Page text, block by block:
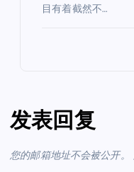
目有着截然不…
发表回复
您的邮箱地址不会被公开。